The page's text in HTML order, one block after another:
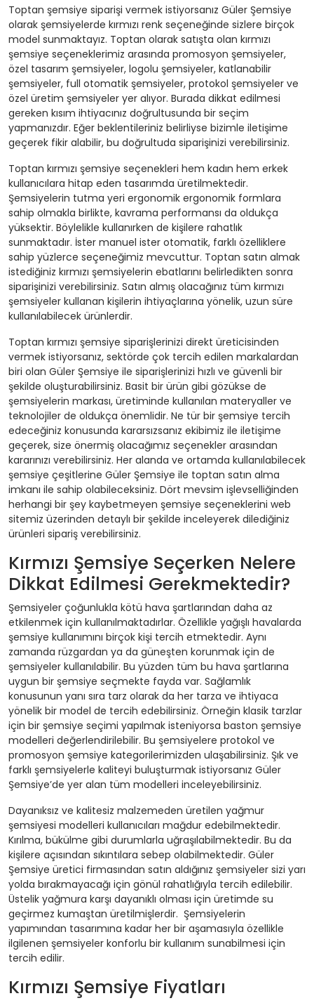
Toptan şemsiye siparişi vermek istiyorsanız Güler Şemsiye
olarak şemsiyelerde kırmızı renk seçeneğinde sizlere birçok
model sunmaktayız. Toptan olarak satışta olan kırmızı
şemsiye seçeneklerimiz arasında promosyon şemsiyeler,
özel tasarım şemsiyeler, logolu şemsiyeler, katlanabilir
şemsiyeler, full otomatik şemsiyeler, protokol şemsiyeler ve
özel üretim şemsiyeler yer alıyor. Burada dikkat edilmesi
gereken kısım ihtiyacınız doğrultusunda bir seçim
yapmanızdır. Eğer beklentileriniz belirliyse bizimle iletişime
geçerek fikir alabilir, bu doğrultuda siparişinizi verebilirsiniz.
Toptan kırmızı şemsiye seçenekleri hem kadın hem erkek
kullanıcılara hitap eden tasarımda üretilmektedir.
Şemsiyelerin tutma yeri ergonomik ergonomik formlara
sahip olmakla birlikte, kavrama performansı da oldukça
yüksektir. Böylelikle kullanırken de kişilere rahatlık
sunmaktadır. İster manuel ister otomatik, farklı özelliklere
sahip yüzlerce seçeneğimiz mevcuttur. Toptan satın almak
istediğiniz kırmızı şemsiyelerin ebatlarını belirledikten sonra
siparişinizi verebilirsiniz. Satın almış olacağınız tüm kırmızı
şemsiyeler kullanan kişilerin ihtiyaçlarına yönelik, uzun süre
kullanılabilecek ürünlerdir.
Toptan kırmızı şemsiye siparişlerinizi direkt üreticisinden
vermek istiyorsanız, sektörde çok tercih edilen markalardan
biri olan Güler Şemsiye ile siparişlerinizi hızlı ve güvenli bir
şekilde oluşturabilirsiniz. Basit bir ürün gibi gözükse de
şemsiyelerin markası, üretiminde kullanılan materyaller ve
teknolojiler de oldukça önemlidir. Ne tür bir şemsiye tercih
edeceğiniz konusunda kararsızsanız ekibimiz ile iletişime
geçerek, size önermiş olacağımız seçenekler arasından
kararınızı verebilirsiniz. Her alanda ve ortamda kullanılabilecek
şemsiye çeşitlerine Güler Şemsiye ile toptan satın alma
imkanı ile sahip olabileceksiniz. Dört mevsim işlevselliğinden
herhangi bir şey kaybetmeyen şemsiye seçeneklerini web
sitemiz üzerinden detaylı bir şekilde inceleyerek dilediğiniz
ürünleri sipariş verebilirsiniz.
Kırmızı Şemsiye Seçerken Nelere
Dikkat Edilmesi Gerekmektedir?
Şemsiyeler çoğunlukla kötü hava şartlarından daha az
etkilenmek için kullanılmaktadırlar. Özellikle yağışlı havalarda
şemsiye kullanımını birçok kişi tercih etmektedir. Aynı
zamanda rüzgardan ya da güneşten korunmak için de
şemsiyeler kullanılabilir. Bu yüzden tüm bu hava şartlarına
uygun bir şemsiye seçmekte fayda var. Sağlamlık
konusunun yanı sıra tarz olarak da her tarza ve ihtiyaca
yönelik bir model de tercih edebilirsiniz. Örneğin klasik tarzlar
için bir şemsiye seçimi yapılmak isteniyorsa baston şemsiye
modelleri değerlendirilebilir. Bu şemsiyelere protokol ve
promosyon şemsiye kategorilerimizden ulaşabilirsiniz. Şık ve
farklı şemsiyelerle kaliteyi buluşturmak istiyorsanız Güler
Şemsiye’de yer alan tüm modelleri inceleyebilirsiniz.
Dayanıksız ve kalitesiz malzemeden üretilen yağmur
şemsiyesi modelleri kullanıcıları mağdur edebilmektedir.
Kırılma, bükülme gibi durumlarla uğraşılabilmektedir. Bu da
kişilere açısından sıkıntılara sebep olabilmektedir. Güler
Şemsiye üretici firmasından satın aldığınız şemsiyeler sizi yarı
yolda bırakmayacağı için gönül rahatlığıyla tercih edilebilir.
Üstelik yağmura karşı dayanıklı olması için üretimde su
geçirmez kumaştan üretilmişlerdir. Şemsiyelerin
yapımından tasarımına kadar her bir aşamasıyla özellikle
ilgilenen şemsiyeler konforlu bir kullanım sunabilmesi için
tercih edilir.
Kırmızı Şemsiye Fiyatları